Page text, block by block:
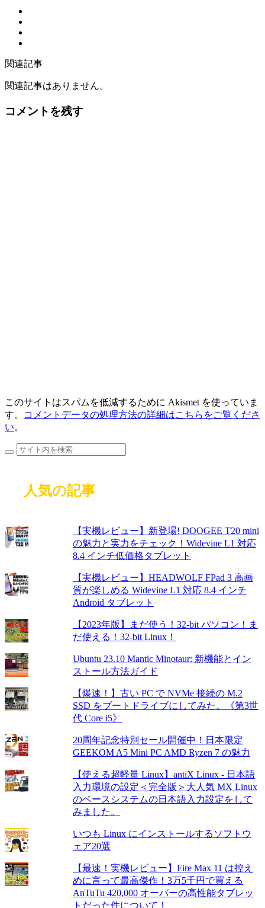
関連記事
関連記事はありません。
コメントを残す
このサイトはスパムを低減するために Akismet を使っていま
す。
コメントデータの処理方法の詳細はこちらをご覧くださ
い。
人気の記事
【実機レビュー】新登場! DOOGEE T20 mini
の魅力と実力をチェック！Widevine L1 対応
8.4 インチ低価格タブレット
【実機レビュー】HEADWOLF FPad 3 高画
質が楽しめる Widevine L1 対応 8.4 インチ
Android タブレット
【2023年版】まだ使う！32-bit パソコン！ま
だ使える！32-bit Linux！
Ubuntu 23.10 Mantic Minotaur: 新機能とイン
ストール方法ガイド
【爆速！】古い PC で NVMe 接続の M.2
SSD をブートドライブにしてみた。《第3世
代 Core i5》
20周年記念特別セール開催中！日本限定
GEEKOM A5 Mini PC AMD Ryzen 7 の魅力
【使える超軽量 Linux】antiX Linux - 日本語
入力環境の設定＜完全版＞大人気 MX Linux
のベースシステムの日本語入力設定をして
みました。
いつも Linux にインストールするソフトウ
ェア20選
【最速！実機レビュー】Fire Max 11 は控え
めに言って最高傑作！3万5千円で買える
AnTuTu 420,000 オーバーの高性能タブレッ
トだった件について！